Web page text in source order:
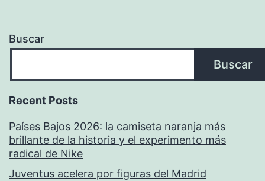
Buscar
Buscar
Recent Posts
Países Bajos 2026: la camiseta naranja más
brillante de la historia y el experimento más
radical de Nike
Juventus acelera por figuras del Madrid